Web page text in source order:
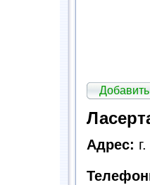
Адрес: